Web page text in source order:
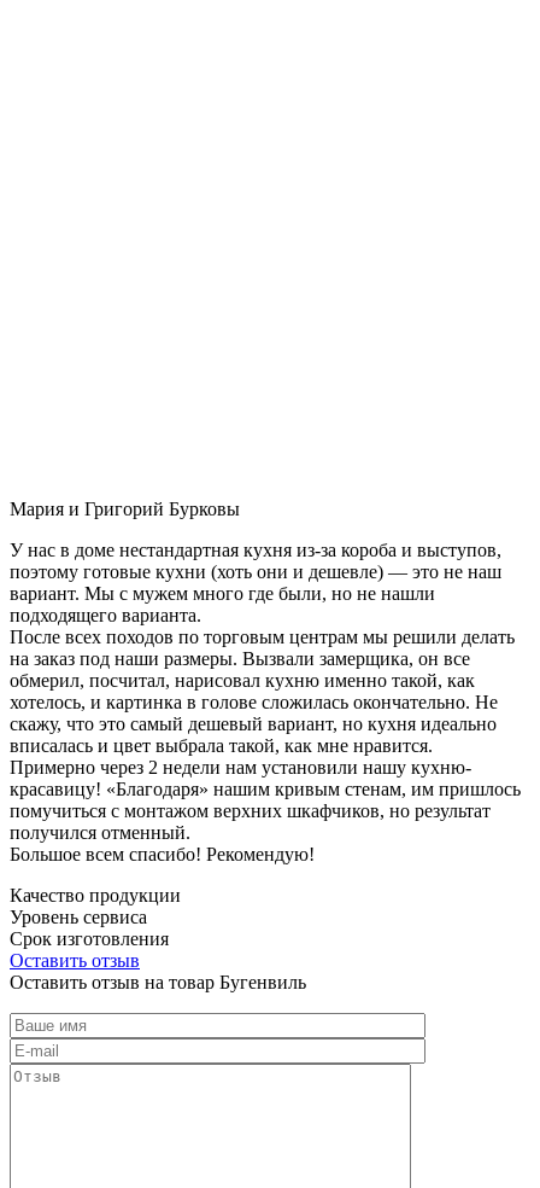
Мария и Григорий Бурковы
У нас в доме нестандартная кухня из-за короба и выступов,
поэтому готовые кухни (хоть они и дешевле) — это не наш
вариант. Мы с мужем много где были, но не нашли
подходящего варианта.
После всех походов по торговым центрам мы решили делать
на заказ под наши размеры. Вызвали замерщика, он все
обмерил, посчитал, нарисовал кухню именно такой, как
хотелось, и картинка в голове сложилась окончательно. Не
скажу, что это самый дешевый вариант, но кухня идеально
вписалась и цвет выбрала такой, как мне нравится.
Примерно через 2 недели нам установили нашу кухню-
красавицу! «Благодаря» нашим кривым стенам, им пришлось
помучиться с монтажом верхних шкафчиков, но результат
получился отменный.
Большое всем спасибо! Рекомендую!
Качество продукции
Уровень сервиса
Срок изготовления
Оставить отзыв
Оставить отзыв на товар Бугенвиль